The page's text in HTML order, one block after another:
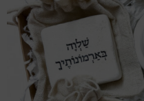
צפייה מהירה